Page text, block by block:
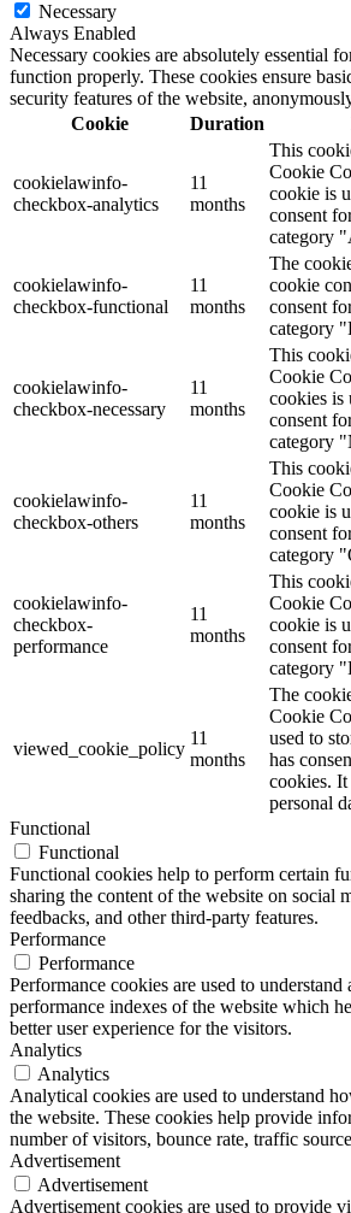
Necessary
Always Enabled
Necessary cookies are absolutely essential
function properly. These cookies ensure
security features of the website,
Cookie
Duration
cookielawinfo-
checkbox-analytics
11
months
This
Cookie
cookie is
consent
category
cookielawinfo-
checkbox-functional
11
months
The
cookie
consent
category
cookielawinfo-
checkbox-necessary
11
months
This
Cookie
cookies is
consent
category
cookielawinfo-
checkbox-others
11
months
This
Cookie
cookie is
consent
category
cookielawinfo-
checkbox-
performance
11
months
This
Cookie
cookie is
consent
category
viewed_cookie_policy
11
months
The
Cookie
used to
has
cookies. It
personal
Functional
Functional
Functional cookies help to perform certain
sharing the content of the website on social
feedbacks, and other third-party features.
Performance
Performance
Performance cookies are used to understand
performance indexes of the website which
better user experience for the visitors.
Analytics
Analytics
Analytical cookies are used to understand
the website. These cookies help provide
number of visitors, bounce rate, traffic
Advertisement
Advertisement
Advertisement cookies are used to provide